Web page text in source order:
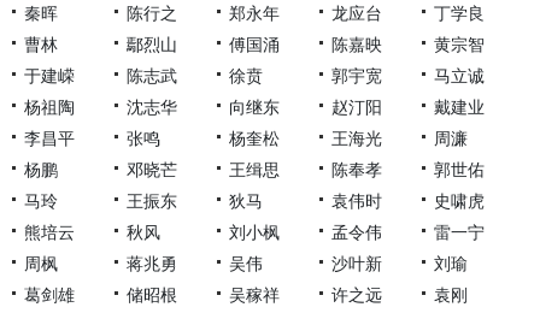
秦晖 陈行之 郑永年 龙应台
丁学良
曹林
鄢烈山 傅国涌 陈嘉映
黄宗智
于建嵘
陈志武 徐贲 郭宇宽
马立诚
杨祖陶
沈志华 向继东 赵汀阳
戴建业
李昌平
张鸣 杨奎松 王海光
周濂
杨鹏
邓晓芒 王缉思 陈奉孝
郭世佑
马玲
王振东 狄马 袁伟时
史啸虎
熊培云
秋风 刘小枫 孟令伟
雷一宁
周枫
蒋兆勇 吴伟 沙叶新
刘瑜
葛剑雄
储昭根 吴稼祥 许之远 袁刚